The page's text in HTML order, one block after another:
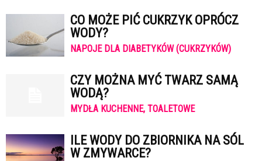
CO MOŻE PIĆ CUKRZYK OPRÓCZ
WODY?
NAPOJE DLA DIABETYKÓW (CUKRZYKÓW)
CZY MOŻNA MYĆ TWARZ SAMĄ
WODĄ?
MYDŁA KUCHENNE, TOALETOWE
ILE WODY DO ZBIORNIKA NA SÓL
W ZMYWARCE?